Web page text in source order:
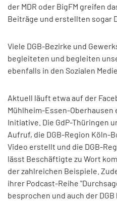
der MDR oder BigFM greifen
Beiträge und erstellten sogar
Viele DGB-Bezirke und
begleiteten und begleiten
ebenfalls in den Sozialen
Aktuell läuft etwa auf der
Mühlheim-Essen-
Initiative. Die GdP-Thüringen
Aufruf, die DGB-Region Köln-
Video erstellt und die DGB-
lässt Beschäftigte zu Wort
der zahlreichen Beispiele.
ihrer Podcast-Reihe
besprochen und auch der